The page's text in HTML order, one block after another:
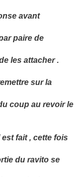
avant
paire de
les attacher .
sur la
coup au revoir le
fait , cette fois
du ravito se